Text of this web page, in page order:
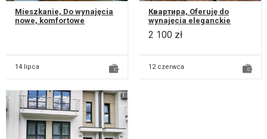
Mieszkanie, Do wynajęcia
nowe, komfortowe
14 lipca
Квартира, Oferuję do
wynajęcia eleganckie
czyściutkie, w pełni
urządzone mieszkanie
2 100 zł
12 czerwca